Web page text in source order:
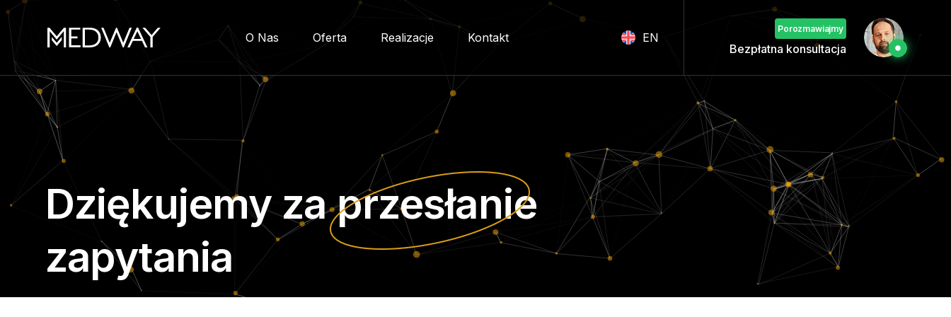
O Nas Oferta Realizacje Kontakt EN
Porozmawiajmy
Bezpłatna konsultacja
Dziękujemy zaprzesłanie
zapytania